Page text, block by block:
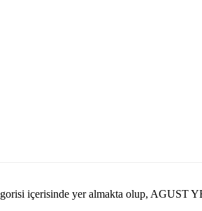
içerisinde yer almakta olup, AGUST